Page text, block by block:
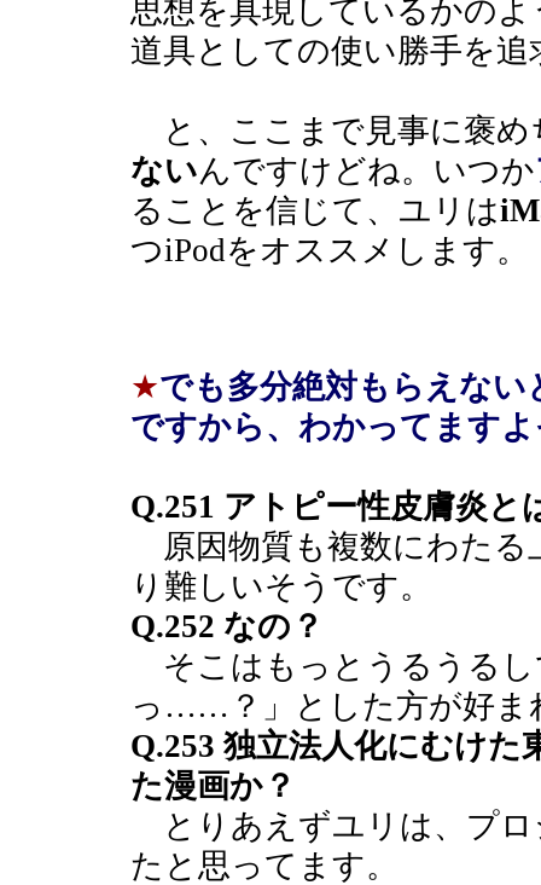
思想を具現しているかの
道具としての使い勝手を
と、ここまで見事に褒め
ないんですけどね。いつか
ることを信じて、ユリは
つiPodをオススメします。
★でも多分絶対もらえな
ですから、わかってます
Q.251 アトピー性皮膚炎と
原因物質も複数にわたる
り難しいそうです。
Q.252 なの？
そこはもっとうるうるし
っ……？」とした方が好ま
Q.253 独立法人化にむけ
た漫画か？
とりあえずユリは、プロ
たと思ってます。